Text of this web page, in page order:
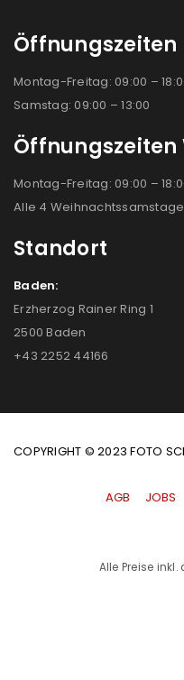
Öffnungszeiten
Montag-Freitag: 09:00 –
Samstag: 09:00 – 13:00
Montag-Freitag: 09:00 –
Alle 4 Weihnachtssamstage
Standort
Baden:
Erzherzog Rainer Ring 1
2500 Baden
+43 2252 44166
COPYRIGHT © 2023 FOTO
AGB JOBS
Alle Preise inkl.